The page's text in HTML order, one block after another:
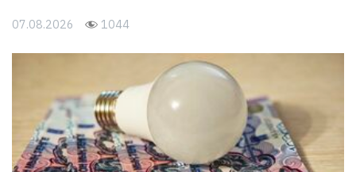
07.08.2026 1044